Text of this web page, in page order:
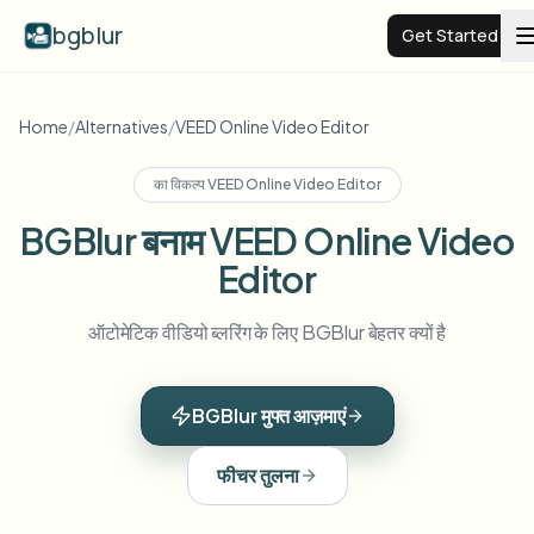
bgblur Get Started
Video background blur
View all features
Browse every blur tool in one place
Home/Alternatives/VEED Online Video Editor
का विकल्पVEED Online Video Editor
BGBlur बनाम VEED Online Video
Editor
ऑटोमेटिक वीडियो ब्लरिंग के लिए BGBlur बेहतर क्यों है
BGBlur मुफ्त आज़माएं
फीचर तुलना